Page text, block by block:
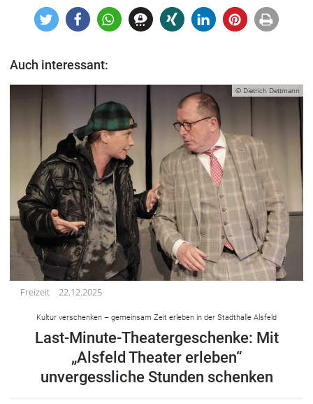
Auch interessant:
© Dietrich Dettmann
Freizeit 22.12.2025
Kultur verschenken – gemeinsam Zeit erleben in der Stadthalle Alsfeld
Last-Minute-Theatergeschenke: Mit
„Alsfeld Theater erleben“
unvergessliche Stunden schenken